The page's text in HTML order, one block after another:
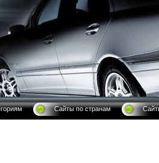
Сайты по странам